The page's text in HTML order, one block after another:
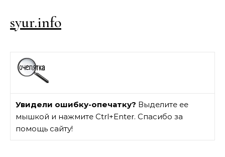
syur.info
Увидели ошибку-опечатку? Выделите ее
мышкой и нажмите Ctrl+Enter. Спасибо за
помощь сайту!